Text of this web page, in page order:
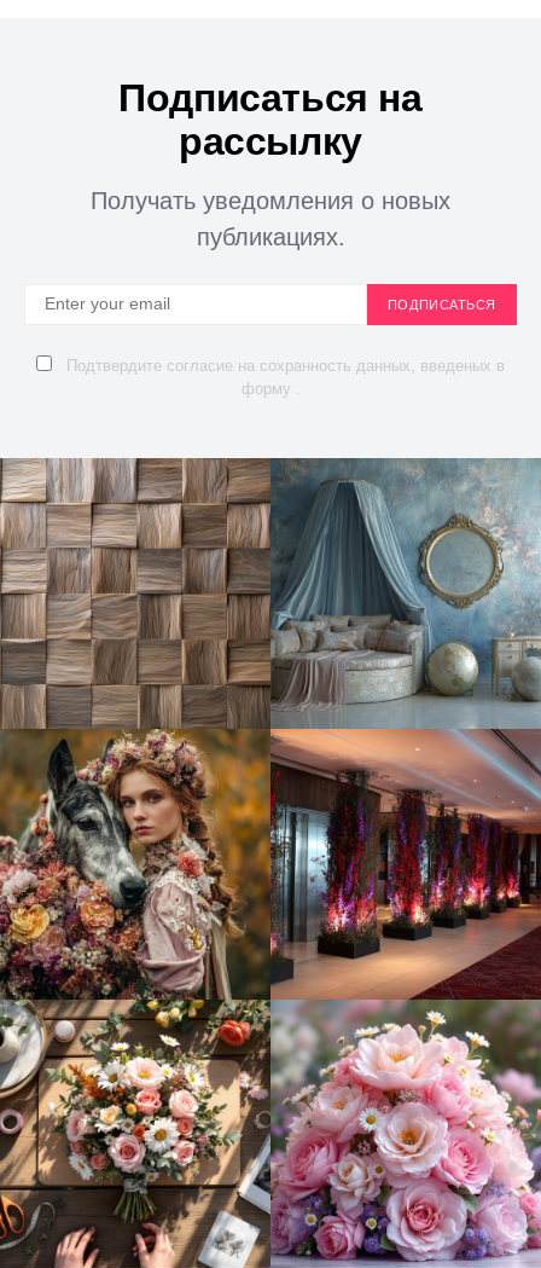
Подписаться на
рассылку
Получать уведомления о новых
публикациях.
ПОДПИСАТЬСЯ
Подтвердите согласие на сохранность данных, введеных в
форму .